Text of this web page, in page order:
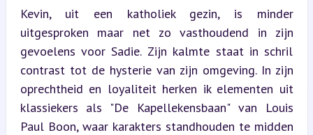
Kevin, uit een katholiek gezin, is minder
uitgesproken maar net zo vasthoudend in zijn
gevoelens voor Sadie. Zijn kalmte staat in schril
contrast tot de hysterie van zijn omgeving. In zijn
oprechtheid en loyaliteit herken ik elementen uit
klassiekers als "De Kapellekensbaan" van Louis
Paul Boon, waar karakters standhouden te midden